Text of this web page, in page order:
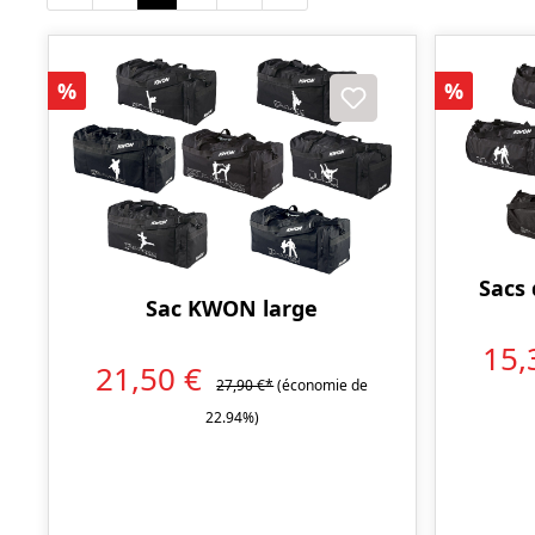
Réduction
%
Sac KWON large
21,50 € 27,90 €*(économie de
22.94%)
%